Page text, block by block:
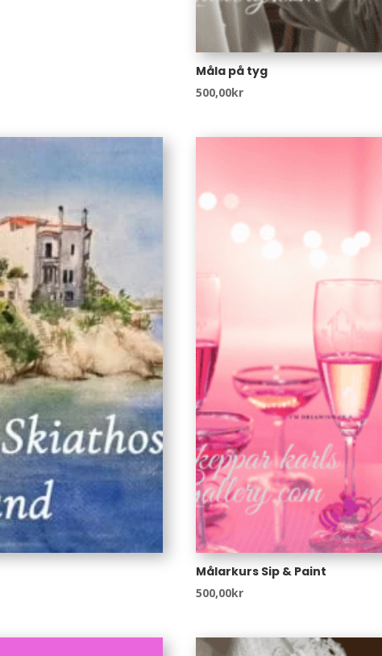
Måla på tyg
500,00kr
Målarkurs Sip & Paint
500,00kr